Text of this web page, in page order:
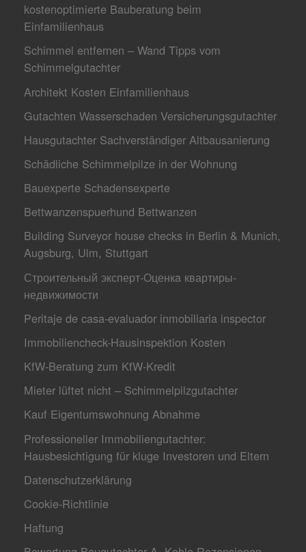
kostenoptimierte Bauberatung beim
Einfamilienhaus
Schimmel entfernen – Wand Tipps vom
Schimmelgutachter
Architekt Kosten Einfamilienhaus
Gutachten Wasserschaden Versicherungsgutachter
Hausgutachter Sachverständiger Altbausanierung
Schädliche Schimmelpilze in der Wohnung
Bauexperte Schadensexperte
Bettwanzenspuerhund Bettwanzen
Building Surveyor house checks in Berlin & Munich,
Augsburg, Ulm, Stuttgart
Строительный эксперт-Оценкa квартиры-
недвижимости
Peritaje de casa-evaluador inmobiliaria inspector
Immobiliencheck-Hausinspektion Kosten
KfW-Beratung zum KfW-Kredit
Mieter lüftet nicht – Schimmelpilzgutachter
Kauf Eigentumswohnung Abnahme
Professioneller Immobiliengutachter:
Hausbesichtigung für kluge Investoren und Eltern
Datenschutzerklärung
Cookie-Richtlinie
Haftung